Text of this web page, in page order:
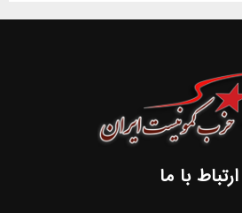
ارتباط با ما